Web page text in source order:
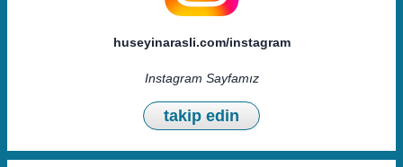
huseyinarasli.com/instagram
Instagram Sayfamız
takip edin